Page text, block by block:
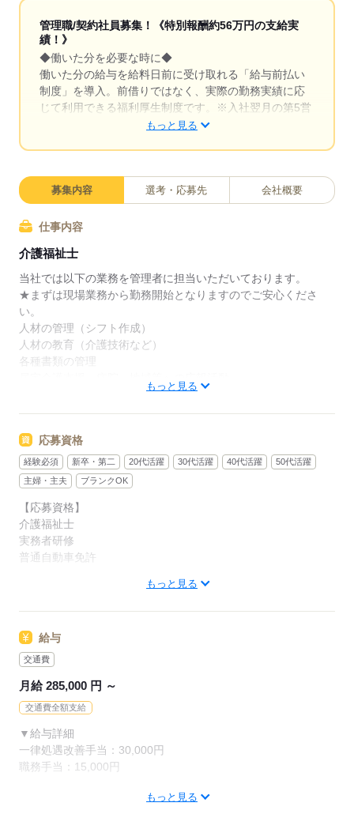
管理職/契約社員募集！《特別報酬約56万円の支給実
績！》
◆働いた分を必要な時に◆
働いた分の給与を給料日前に受け取れる「給与前払い
制度」を導入。前借りではなく、実際の勤務実績に応
じて利用できる福利厚生制度です。※入社翌月の第5営
有給休暇とは別に年間17日間のリフレッシュ休暇を支
給。プライベートの時間もしっかり確保しながら働け
る環境が整っています。平日の取得もしやすく趣味や
家族との時間、旅行など自分のための時間を大切にで
いサービス提供にもつながる好循環を生み出します。
◆温かい雰囲気の職場◆
大切にしている職場です。困った時は自然と助け合
い、喜びはみんなで共有。人を思いやる文化が根付い
ており、「この仲間と働けて良かった」と思える環境
もっと見る
募集内容 選考・応募先 会社概要
仕事内容
介護福祉士
当社では以下の業務を管理者に担当いただいております。
★まずは現場業務から勤務開始となりますのでご安心くださ
い。
人材の管理（シフト作成）
人材の教育（介護技術など）
各種書類の管理
お客様のご利用の状況把握、介護業務全般
※パソコン入力作業が出来る方必須
◆あなたらしさを尊重◆
髪色・髪型・ネイル・ヒゲは原則自由（社内規定あり）。社員
一人ひとりの個性や価値観を大切にするため、身だしなみルー
いスタイルで無理なく働ける環境です。
もっと見る
応募資格
経験必須 新卒・第二 20代活躍 30代活躍 40代活躍
50代活躍
主婦・主夫
ブランクOK
【応募資格】
介護福祉士
実務者研修
普通自動車免許
※介護業務経験3年以上、チームリーダー経験は必須になりま
もっと見る
給与
交通費
月給 285,000 円 ～
交通費全額支給
▼給与詳細
一律処遇改善手当：30,000円
職務手当：15,000円
もっと見る